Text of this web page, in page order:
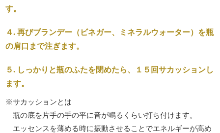
す。
４. 再びブランデー（ビネガー、ミネラルウォーター）を瓶
の肩口まで注ぎます。
５. しっかりと瓶のふたを閉めたら、１５回サカッションし
ます。
※サカッションとは
瓶の底を片手の手の平に音が鳴るくらい打ち付けます。
エッセンスを薄める時に振動させることでエネルギーが高め